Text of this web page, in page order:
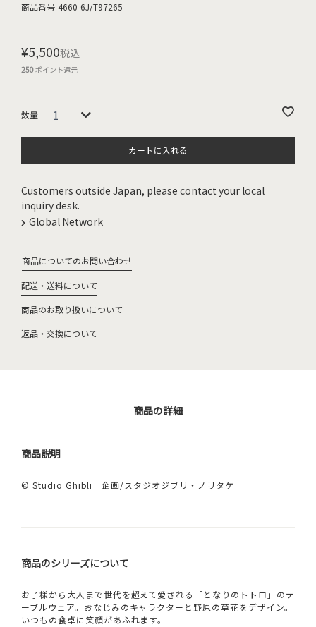
商品番号 4660-6J/T97265
¥5,500税込
250ポイント還元
カートに入れる
Customers outside Japan, please contact your local
inquiry desk.
Global Network
商品についてのお問い合わせ
配送・送料について
商品のお取り扱いについて
返品・交換について
商品の詳細
商品説明
© Studio Ghibli 企画/スタジオジブリ・ノリタケ
商品のシリーズについて
お子様から大人まで世代を超えて愛される「となりのトトロ」のテ
ーブルウェア。おなじみのキャラクターと野原の草花をデザイン。
いつもの食卓に笑顔があふれます。